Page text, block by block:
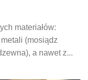
materiałów:
(mosiądz
a nawet z...